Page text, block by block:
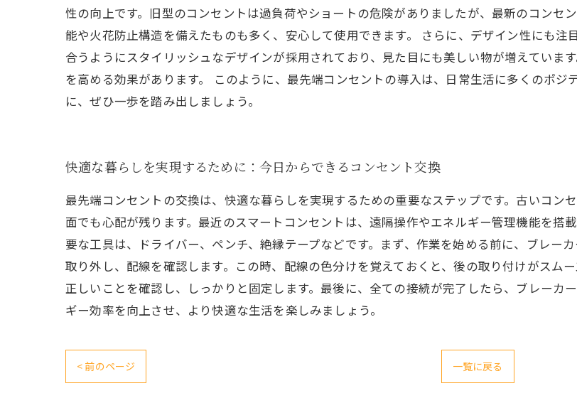
性の向上です。旧型のコンセントは過負荷やショートの危険がありましたが、最新のコンセ
能や火花防止構造を備えたものも多く、安心して使用できます。 さらに、デザイン性にも注
合うようにスタイリッシュなデザインが採用されており、見た目にも美しい物が増えていま
を高める効果があります。 このように、最先端コンセントの導入は、日常生活に多くのポジ
に、ぜひ一歩を踏み出しましょう。
快適な暮らしを実現するために：今日からできるコンセント交換
最先端コンセントの交換は、快適な暮らしを実現するための重要なステップです。古いコン
面でも心配が残ります。最近のスマートコンセントは、遠隔操作やエネルギー管理機能を搭
要な工具は、ドライバー、ペンチ、絶縁テープなどです。まず、作業を始める前に、ブレー
取り外し、配線を確認します。この時、配線の色分けを覚えておくと、後の取り付けがスム
正しいことを確認し、しっかりと固定します。最後に、全ての接続が完了したら、ブレーカ
ギー効率を向上させ、より快適な生活を楽しみましょう。
< 前のページ 一覧に戻る